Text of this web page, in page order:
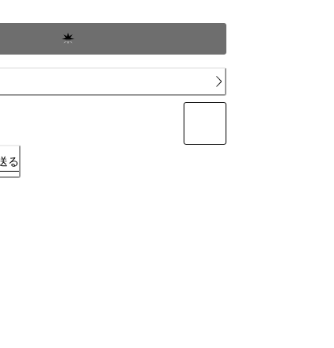
る